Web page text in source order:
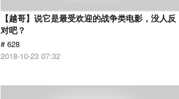
【越哥】说它是最受欢迎的战争类电影，没人反
对吧？
# 628
2018-10-23 07:32